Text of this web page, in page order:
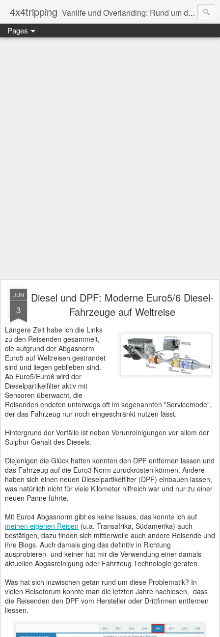
4x4tripping Vanlife und Overlanding: Rund um das Reisen im Van, Bus oder Kastenwagen
Pages
JUN
3
Diesel und DPF: Moderne Euro5/6 Diesel-
Fahrzeuge auf Weltreise
Längere Zeit habe ich die Links
zu den Reisenden gesammelt,
die aufgrund der Abgasnorm
Euro5 auf Weltreisen gestrandet
sind und liegen geblieben sind.
Ab Euro5/Euro6 wird der
Dieselpartikelfilter aktiv mit
Sensoren überwacht, die
Reisenden endeten unterwegs oft im sogenannten "Servicemode",
der das Fahrzeug nur noch eingeschränkt nutzen lässt.
Hintergrund der Vorfälle ist neben Verunreinigungen vor allem der
Sulphur-Gehalt des Diesels.
Diejenigen die Glück hatten konnten den DPF entfernen lassen und
das Fahrzeug auf die Euro3 Norm zurückrüsten können. Andere
haben sich einen neuen Dieselpartikelfilter (DPF) einbauen lassen,
was natürlich nicht für viele Kilometer hilfreich war und nur zu einer
neuen Panne führte.
Mit Euro4 Abgasnorm gibt es keine Issues, das konnte ich auf
meinen eigenen Reisen (u.a. Transafrika, Südamerika) auch
bestätigen, dazu finden sich mittlerweile auch andere Reisende und
ihre Blogs. Auch damals ging das definitiv in Richtung
ausprobieren- und keiner hat mir die Verwendung einer damals
aktuellen Abgasreinigung oder Fahrzeug Technologie geraten.
Was hat sich inzwischen getan rund um diese Problematik? In
vielen Reiseforum konnte man die letzten Jahre nachlesen, dass
die Reisenden den DPF vom Hersteller oder Drittfirmen entfernen
liessen.